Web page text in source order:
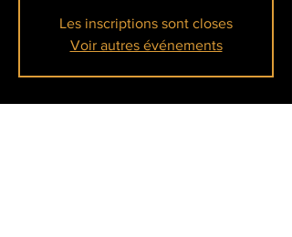
Les inscriptions sont closes
Voir autres événements